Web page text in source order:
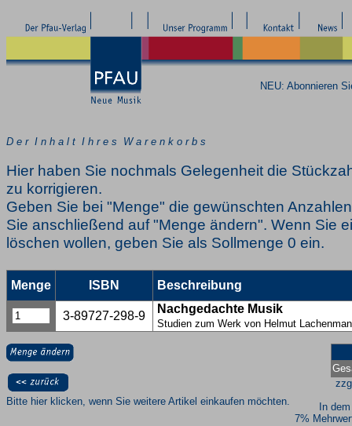
NEU: Abonnieren
D e r I n h a l t I h r e s W a r e n k o r b s
Hier haben Sie nochmals Gelegenheit die
zu korrigieren.
Geben Sie bei "Menge" die gewünschten
Sie anschließend auf "Menge ändern". Wenn Sie
löschen wollen, geben Sie als Sollmenge 0 ein.
Menge ISBN Beschreibung
3-89727-298-9
Nachgedachte Musik
Studien zum Werk von Helmut
In
7%
Bitte hier klicken, wenn Sie weitere Artikel einkaufen möchten.